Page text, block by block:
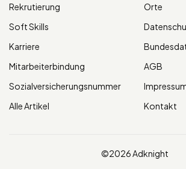
Rekrutierung
Soft Skills
Karriere
Mitarbeiterbindung
Sozialversicherungsnummer
Alle Artikel
Orte
AGB
Kontakt
©2026 Adknight